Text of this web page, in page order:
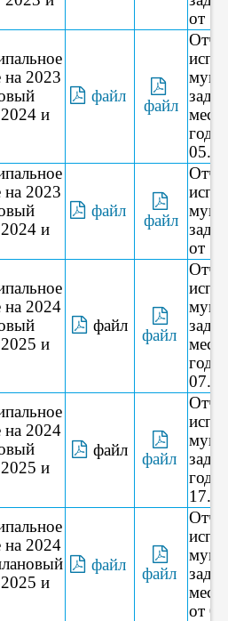
от
на 2023
и
файл
файл
года
на 2023
и
файл
файл
от
на 2024
и
файл
файл
года
на 2024
и
файл файл
год
на 2024
и
файл файл
от